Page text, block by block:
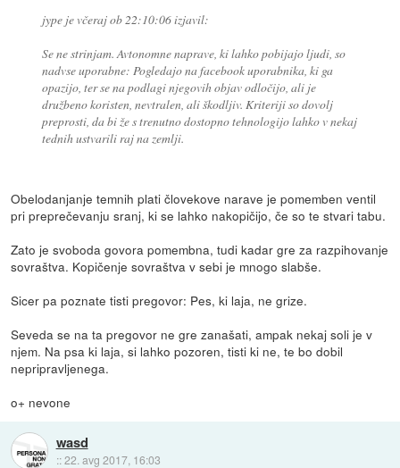
jype je včeraj ob 22:10:06 izjavil:
Se ne strinjam. Avtonomne naprave, ki lahko pobijajo ljudi, so
nadvse uporabne: Pogledajo na facebook uporabnika, ki ga
opazijo, ter se na podlagi njegovih objav odločijo, ali je
družbeno koristen, nevtralen, ali škodljiv. Kriteriji so dovolj
preprosti, da bi že s trenutno dostopno tehnologijo lahko v nekaj
tednih ustvarili raj na zemlji.
Obelodanjanje temnih plati človekove narave je pomemben ventil
pri preprečevanju sranj, ki se lahko nakopičijo, če so te stvari tabu.
Zato je svoboda govora pomembna, tudi kadar gre za razpihovanje
sovraštva. Kopičenje sovraštva v sebi je mnogo slabše.
Sicer pa poznate tisti pregovor: Pes, ki laja, ne grize.
Seveda se na ta pregovor ne gre zanašati, ampak nekaj soli je v
njem. Na psa ki laja, si lahko pozoren, tisti ki ne, te bo dobil
nepripravljenega.
o+ nevone
wasd
::22. avg 2017, 16:03